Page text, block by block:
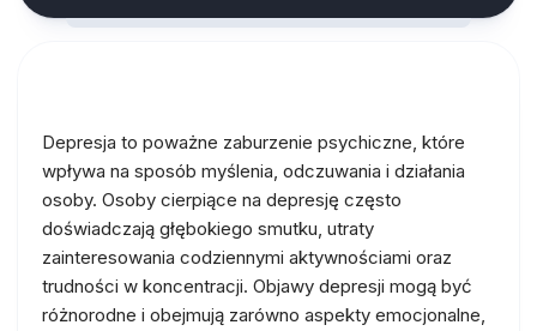
Depresja to poważne zaburzenie psychiczne, które
wpływa na sposób myślenia, odczuwania i działania
osoby. Osoby cierpiące na depresję często
doświadczają głębokiego smutku, utraty
zainteresowania codziennymi aktywnościami oraz
trudności w koncentracji. Objawy depresji mogą być
różnorodne i obejmują zarówno aspekty emocjonalne,